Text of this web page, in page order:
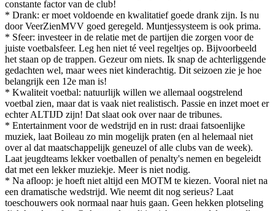
constante factor van de club!
* Drank: er moet voldoende en kwalitatief goede drank zijn. Is nu
door VeerZienMVV goed geregeld. Muntjessysteem is ook prima.
* Sfeer: investeer in de relatie met de partijen die zorgen voor de
juiste voetbalsfeer. Leg hen niet té veel regeltjes op. Bijvoorbeeld
het staan op de trappen. Gezeur om niets. Ik snap de achterliggende
gedachten wel, maar wees niet kinderachtig. Dit seizoen zie je hoe
belangrijk een 12e man is!
* Kwaliteit voetbal: natuurlijk willen we allemaal oogstrelend
voetbal zien, maar dat is vaak niet realistisch. Passie en inzet moet er
echter ALTIJD zijn! Dat slaat ook over naar de tribunes.
* Entertainment voor de wedstrijd en in rust: draai fatsoenlijke
muziek, laat Boileau zo min mogelijk praten (en al helemaal niet
over al dat maatschappelijk geneuzel of alle clubs van de week).
Laat jeugdteams lekker voetballen of penalty's nemen en begeleidt
dat met een lekker muziekje. Meer is niet nodig.
* Na afloop: je hoeft niet altijd een MOTM te kiezen. Vooral niet na
een dramatische wedstrijd. Wie neemt dit nog serieus? Laat
toeschouwers ook normaal naar huis gaan. Geen hekken plotseling